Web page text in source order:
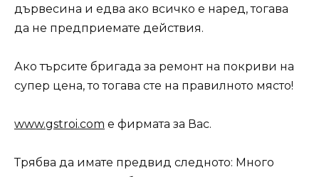
дървесина и едва ако всичко е наред, тогава
да не предприемате действия.
Ако търсите бригада за ремонт на покриви на
супер цена, то тогава сте на правилното място!
www.gstroi.com е фирмата за Вас.
Трябва да имате предвид следното: Много